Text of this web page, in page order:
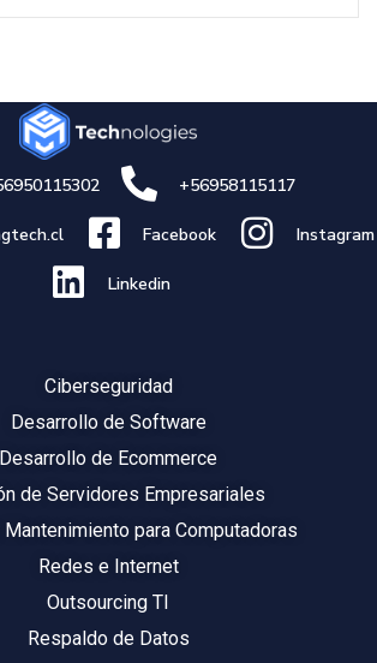
+56958115117
Facebook Instagram
Linkedin
Ciberseguridad
Desarrollo de Software
Desarrollo de Ecommerce
de Servidores Empresariales
para Computadoras
Redes e Internet
Outsourcing TI
Respaldo de Datos